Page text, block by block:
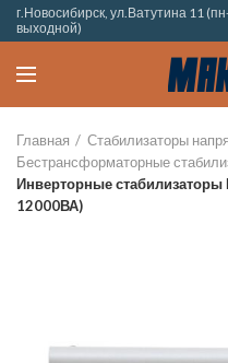
г.Новосибирск, ул.Ватутина 11
выходной)
Главная
Стабилизаторы
Бестрансформаторные
Инверторные
12000ВА)